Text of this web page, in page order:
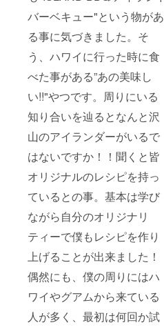
バーベキュー"という物があ
る事に気づきました。そ
う、ハワイに行った時に食
べた事がある”あの美味し
い!!"やつです。周りにいる
知り合いを辿るとなんと沢
山のアイランダーがいるで
はないですか！！聞くと皆
オリジナルのレシピを持っ
ているとの事。基本は学び
ながら自分のオリジナリ
ティーで僕もレシピを作り
上げることが出来ました！
偶然にも、僕の周りにはハ
ワイやグアムから来ている
人が多く、最初は何回か試